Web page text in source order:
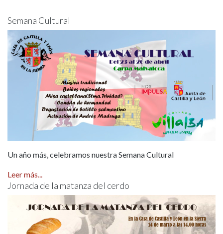
Semana Cultural
Un año más, celebramos nuestra Semana Cultural
Leer más...
Jornada de la matanza del cerdo